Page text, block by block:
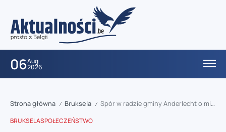
06Aug
2026
Strona główna / Bruksela / Spór w radzie gminy Anderlecht o miejsca pochówku dla muzułmanów
BRUKSELASPOŁECZEŃSTWO